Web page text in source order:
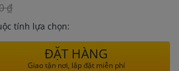
₫
tính lựa chọn:
ĐẶT HÀNG
Giao tận nơi, lắp đặt miễn phí